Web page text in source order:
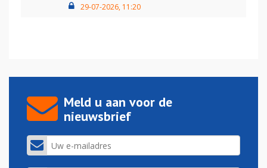
29-07-2026, 11:20
Meld u aan voor de
nieuwsbrief